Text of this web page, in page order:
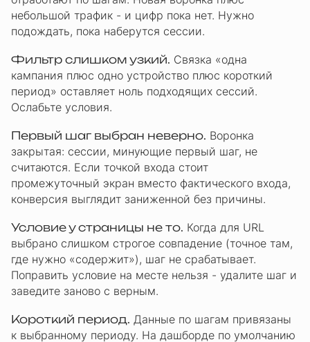
небольшой трафик - и цифр пока нет. Нужно
подождать, пока наберутся сессии.
Фильтр слишком узкий. Связка «одна
кампания плюс одно устройство плюс короткий
период» оставляет ноль подходящих сессий.
Ослабьте условия.
Первый шаг выбран неверно. Воронка
закрытая: сессии, минующие первый шаг, не
считаются. Если точкой входа стоит
промежуточный экран вместо фактического входа,
конверсия выглядит заниженной без причины.
Условие у страницы не то. Когда для URL
выбрано слишком строгое совпадение (точное там,
где нужно «содержит»), шаг не срабатывает.
Поправить условие на месте нельзя - удалите шаг и
заведите заново с верным.
Короткий период. Данные по шагам привязаны
к выбранному периоду. На дашборде по умолчанию